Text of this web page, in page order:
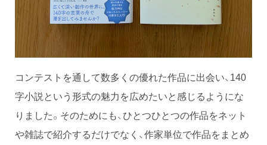
コンテストを通して数多くの優れた作品に出会い、140
字小説という形式の魅力を広めたいと感じるようにな
りました。そのためにも、ひとつひとつの作品をネット
や雑誌で紹介するだけでなく、作家単位で作品をまとめ